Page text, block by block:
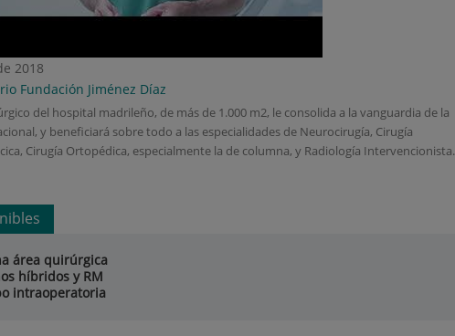
2018
Fundación Jiménez Díaz
del hospital madrileño, de más de 1.000 m2, le consolida a la vanguardia de la
y beneficiará sobre todo a las especialidades de Neurocirugía, Cirugía
Cirugía Ortopédica, especialmente la de columna, y Radiología Intervencionista.
área quirúrgica
híbridos y RM
intraoperatoria